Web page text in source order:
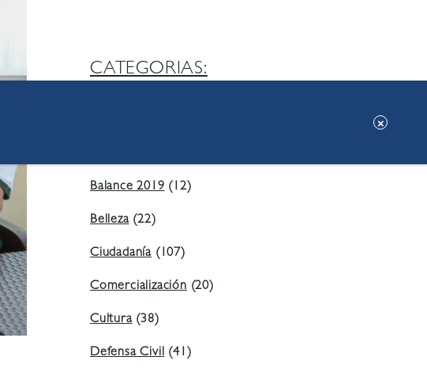
CATEGORIAS:
Balance 2019(12)
Belleza(22)
Ciudadanía (107)
Comercialización(20)
Cultura(38)
Defensa Civil(41)